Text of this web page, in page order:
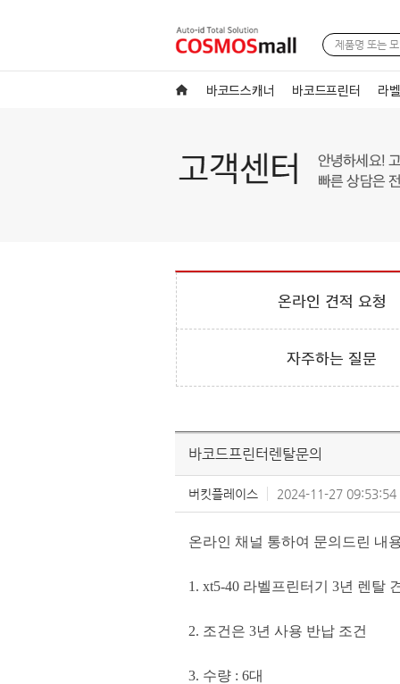
바코드스캐너 바코드프린터 라
온라인 견적 요청
자주하는 질문
바코드프린터렌탈문의
버킷플레이스 2024-11-27 09:53:54
온라인 채널 통하여 문의드린 내
1. xt5-40 라벨프린터기 3년 렌탈
2. 조건은 3년 사용 반납 조건
3. 수량 : 6대